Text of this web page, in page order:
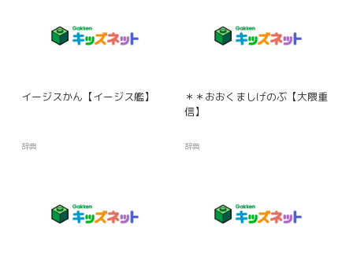
イージスかん【イージス艦】
辞典
＊＊おおくましげのぶ【大隈重
信】
辞典